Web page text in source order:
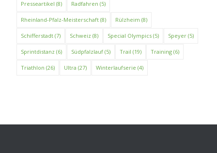
Presseartikel (8) Radfahren (5)
Rheinland-Pfalz-Meisterschaft(8) Rülzheim (8)
Schifferstadt(7) Schweiz (8) Special Olympics(5) Speyer(5)
Sprintdistanz (6) Südpfalzlauf(5) Trail (19) Training(6)
Triathlon (26) Ultra (27) Winterlaufserie (4)